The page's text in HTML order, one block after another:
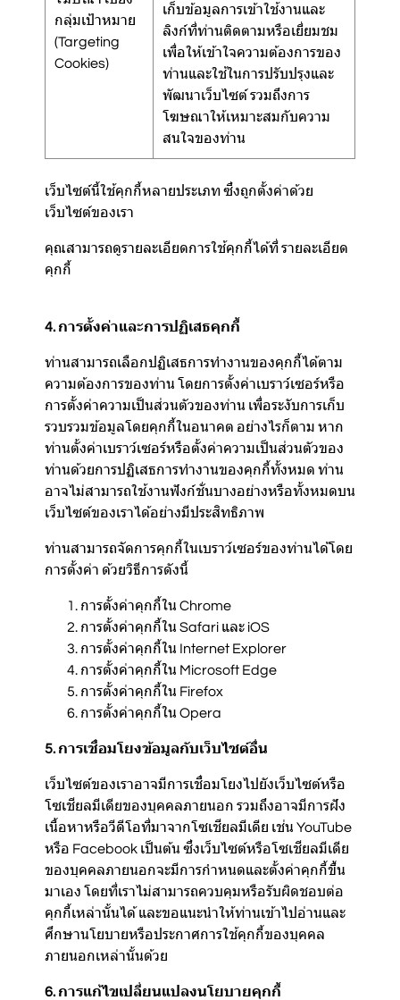
กลุ่มเป้าหมาย
(Targeting
Cookies)
เก็บข้อมูลการเข้าใช้งานและ
ลิงก์ที่ท่านติดตามหรือเยี่ยมชม
เพื่อให้เข้าใจความต้องการของ
ท่านและใช้ในการปรับปรุงและ
พัฒนาเว็บไซต์ รวมถึงการ
โฆษณาให้เหมาะสมกับความ
สนใจของท่าน
เว็บไซต์นี้ใช้คุกกี้หลายประเภท ซึ่งถูกตั้งค่าด้วย
เว็บไซต์ของเรา
คุณสามารถดูรายละเอียดการใช้คุกกี้ได้ที่รายละเอียด
คุกกี้
4. การตั้งค่าและการปฏิเสธคุกกี้
ท่านสามารถเลือกปฏิเสธการทำงานของคุกกี้ได้ตาม
ความต้องการของท่าน โดยการตั้งค่าเบราว์เซอร์หรือ
การตั้งค่าความเป็นส่วนตัวของท่าน เพื่อระงับการเก็บ
รวบรวมข้อมูลโดยคุกกี้ในอนาคต อย่างไรก็ตาม หาก
ท่านตั้งค่าเบราว์เซอร์หรือตั้งค่าความเป็นส่วนตัวของ
ท่านด้วยการปฏิเสธการทำงานของคุกกี้ทั้งหมด ท่าน
อาจไม่สามารถใช้งานฟังก์ชั่นบางอย่างหรือทั้งหมดบน
เว็บไซต์ของเราได้อย่างมีประสิทธิภาพ
ท่านสามารถจัดการคุกกี้ในเบราว์เซอร์ของท่านได้โดย
การตั้งค่า ด้วยวิธีการดังนี้
การตั้งค่าคุกกี้ใน Chrome
การตั้งค่าคุกกี้ใน Safari และ iOS
การตั้งค่าคุกกี้ใน Internet Explorer
การตั้งค่าคุกกี้ใน Microsoft Edge
การตั้งค่าคุกกี้ใน Firefox
การตั้งค่าคุกกี้ใน Opera
5. การเชื่อมโยงข้อมูลกับเว็บไซต์อื่น
เว็บไซต์ของเราอาจมีการเชื่อมโยงไปยังเว็บไซต์หรือ
โซเชียลมีเดียของบุคคลภายนอก รวมถึงอาจมีการฝัง
เนื้อหาหรือวีดีโอที่มาจากโซเชียลมีเดีย เช่น YouTube
หรือ Facebook เป็นต้น ซึ่งเว็บไซต์หรือโซเชียลมีเดีย
ของบุคคลภายนอกจะมีการกำหนดและตั้งค่าคุกกี้ขึ้น
มาเอง โดยที่เราไม่สามารถควบคุมหรือรับผิดชอบต่อ
คุกกี้เหล่านั้นได้ และขอแนะนำให้ท่านเข้าไปอ่านและ
ศึกษานโยบายหรือประกาศการใช้คุกกี้ของบุคคล
ภายนอกเหล่านั้นด้วย
6. การแก้ไขเปลี่ยนแปลงนโยบายคุกกี้